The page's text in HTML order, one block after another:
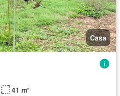
Casa
41 m²